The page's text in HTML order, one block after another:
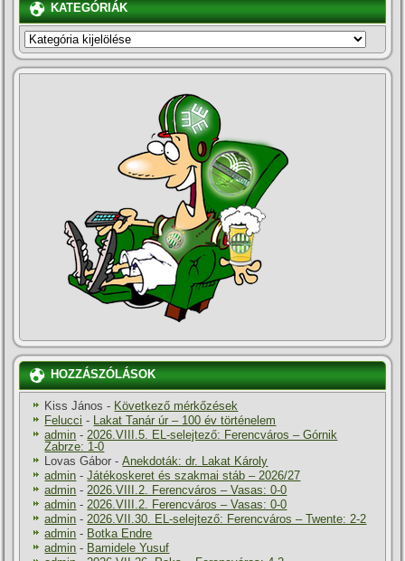
KATEGÓRIÁK
KATEGÓRIÁK
HOZZÁSZÓLÁSOK
Kiss János - Következő mérkőzések
Felucci - Lakat Tanár úr – 100 év történelem
admin -2026.VIII.5. EL-selejtező: Ferencváros – Górnik
Zabrze: 1-0
Lovas Gábor -Anekdoták: dr. Lakat Károly
admin -Játékoskeret és szakmai stáb – 2026/27
admin -2026.VIII.2. Ferencváros – Vasas: 0-0
admin -2026.VIII.2. Ferencváros – Vasas: 0-0
admin -2026.VII.30. EL-selejtező: Ferencváros – Twente: 2-2
admin - Botka Endre
admin - Bamidele Yusuf